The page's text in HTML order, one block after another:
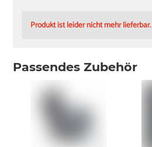
Produkt ist leider nicht mehr lieferbar.
Passendes Zubehör